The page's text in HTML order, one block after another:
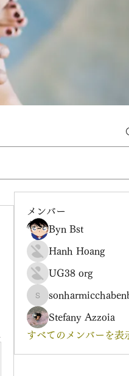
メンバー
Byn Bst
Hanh Hoang
UG38 org
sonharmicchabenbj
Stefany Azzoia
すべてのメンバーを表